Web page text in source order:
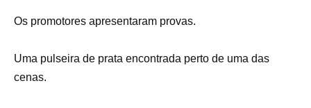
Os promotores apresentaram provas.
Uma pulseira de prata encontrada perto de uma das
cenas.